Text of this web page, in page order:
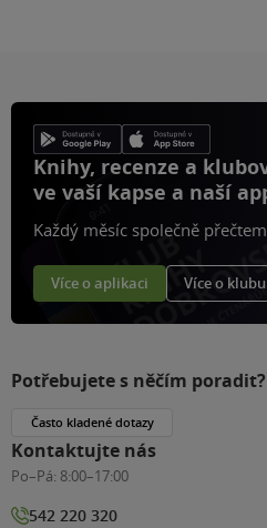
Knihy, recenze a
ve vaší kapse a naší
Každý měsíc společně
Více o aplikaci Více o klubu
Potřebujete s něčím poradit?
Často kladené dotazy
Kontaktujte nás
Po–Pá: 8:00–17:00
542 220 320